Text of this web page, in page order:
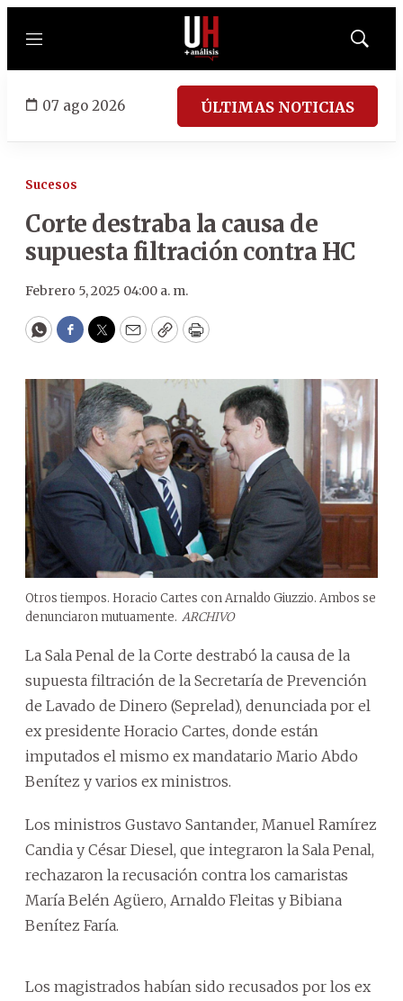
Menú
Mostrar
07 ago 2026 ÚLTIMAS NOTICIAS
Sucesos
Corte destraba la causa de
supuesta filtración contra HC
Febrero 5, 2025 04:00 a. m.
WhatsApp
Facebook
Twitter
EmailCopyPrint
Otros tiempos. Horacio Cartes con Arnaldo Giuzzio. Ambos se
denunciaron mutuamente. ARCHIVO
La Sala Penal de la Corte destrabó la causa de la
supuesta filtración de la Secretaría de Prevención
de Lavado de Dinero (Seprelad), denunciada por el
ex presidente Horacio Cartes, donde están
imputados el mismo ex mandatario Mario Abdo
Benítez y varios ex ministros.
Los ministros Gustavo Santander, Manuel Ramírez
Candia y César Diesel, que integraron la Sala Penal,
rechazaron la recusación contra los camaristas
María Belén Agüero, Arnaldo Fleitas y Bibiana
Benítez Faría.
Los magistrados habían sido recusados por los ex